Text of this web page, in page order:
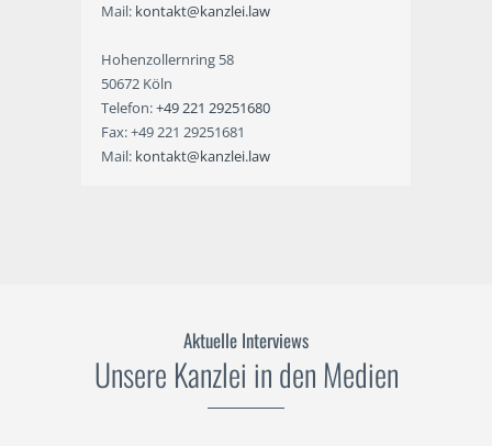
Mail: kontakt@kanzlei.law
Hohenzollernring 58
50672 Köln
Telefon:+49 221 29251680
Fax: +49 221 29251681
Mail: kontakt@kanzlei.law
Aktuelle Interviews
Unsere Kanzlei in den Medien